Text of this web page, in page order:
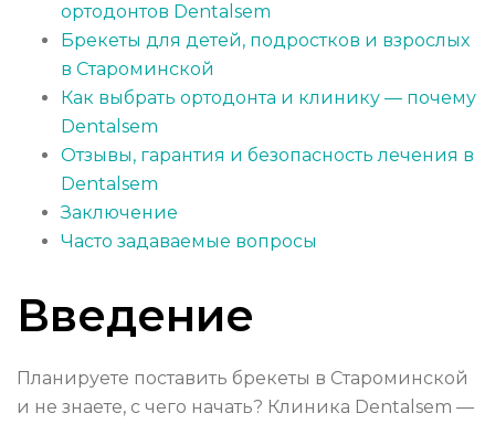
ортодонтов Dentalsem
Брекеты для детей, подростков и взрослых
в Староминской
Как выбрать ортодонта и клинику — почему
Dentalsem
Отзывы, гарантия и безопасность лечения в
Dentalsem
Заключение
Часто задаваемые вопросы
Введение
Планируете поставить брекеты в Староминской
и не знаете, с чего начать? Клиника Dentalsem —